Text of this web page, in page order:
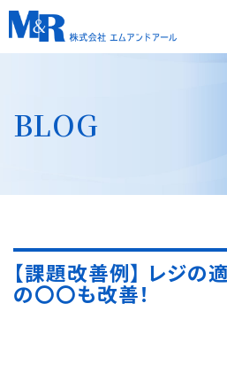
BLOG
【課題改善例】 レジの
の〇〇も改善！